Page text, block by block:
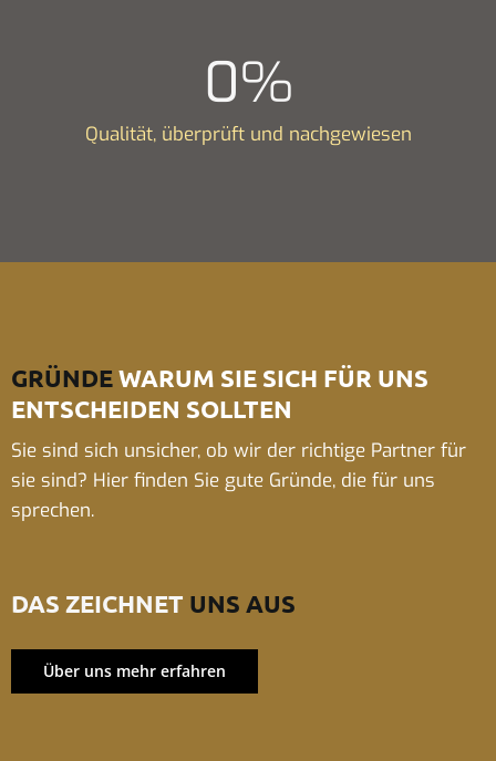
0%
Qualität, überprüft und nachgewiesen
GRÜNDEWARUM SIE SICH FÜR UNS
ENTSCHEIDEN SOLLTEN
Sie sind sich unsicher, ob wir der richtige Partner für
sie sind? Hier finden Sie gute Gründe, die für uns
sprechen.
DAS ZEICHNET UNS AUS
Über uns mehr erfahren